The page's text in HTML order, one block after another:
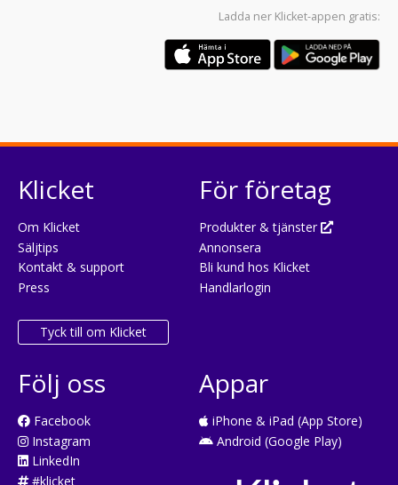
Ladda ner Klicket-appen gratis:
Klicket
Om Klicket
Säljtips
Kontakt & support
Press
Tyck till om Klicket
För företag
Produkter & tjänster
Annonsera
Bli kund hos Klicket
Handlarlogin
Följ oss
Facebook
Instagram
LinkedIn
#klicket
Appar
iPhone & iPad (App Store)
Android (Google Play)